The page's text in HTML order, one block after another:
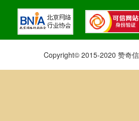
Copyright© 2015-2020 赞奇